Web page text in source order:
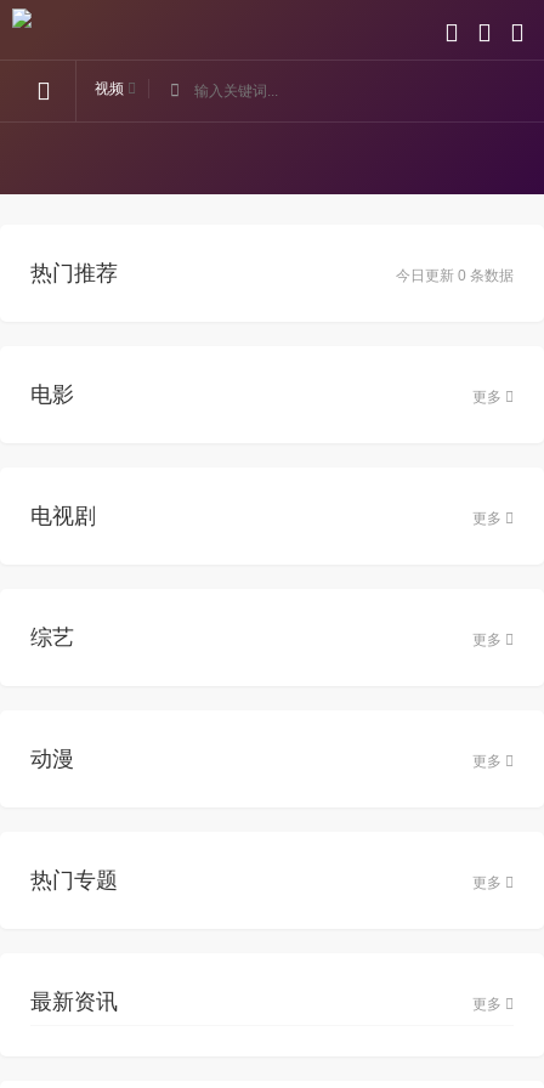
视频
今日更新 0 条数据
热门推荐
电影 更多
电视剧 更多
综艺 更多
动漫 更多
热门专题 更多
最新资讯 更多